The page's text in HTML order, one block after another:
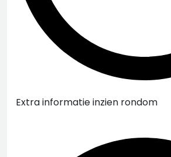
Extra informatie inzien rondom